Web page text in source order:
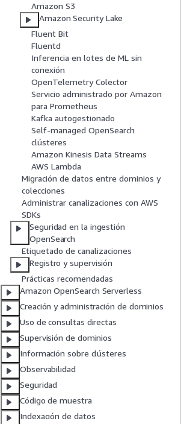
Amazon S3
Amazon Security Lake
Fluent Bit
Fluentd
Inferencia en lotes de ML sin
conexión
OpenTelemetry Colector
Servicio administrado por Amazon
para Prometheus
Kafka autogestionado
Self-managed OpenSearch
clústeres
Amazon Kinesis Data Streams
AWS Lambda
Migración de datos entre dominios y
colecciones
Administrar canalizaciones con AWS
SDKs
Seguridad en la ingestión
OpenSearch
Etiquetado de canalizaciones
Registro y supervisión
Prácticas recomendadas
Amazon OpenSearch Serverless
Creación y administración de dominios
Uso de consultas directas
Supervisión de dominios
Información sobre clústeres
Observabilidad
Seguridad
Código de muestra
Indexación de datos